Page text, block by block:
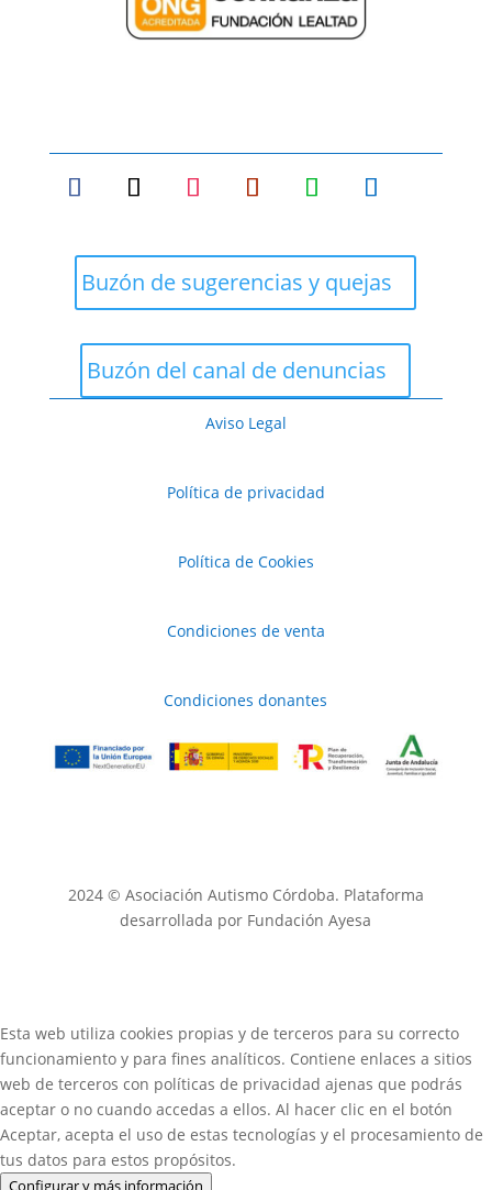
Buzón de sugerencias y quejas
Buzón del canal de denuncias
Aviso Legal
Política de privacidad
Política de Cookies
Condiciones de venta
Condiciones donantes
2024 © Asociación Autismo Córdoba. Plataforma
desarrollada por Fundación Ayesa
Esta web utiliza cookies propias y de terceros para su correcto
funcionamiento y para fines analíticos. Contiene enlaces a sitios
web de terceros con políticas de privacidad ajenas que podrás
aceptar o no cuando accedas a ellos. Al hacer clic en el botón
Aceptar, acepta el uso de estas tecnologías y el procesamiento de
tus datos para estos propósitos.
Configurar y más información